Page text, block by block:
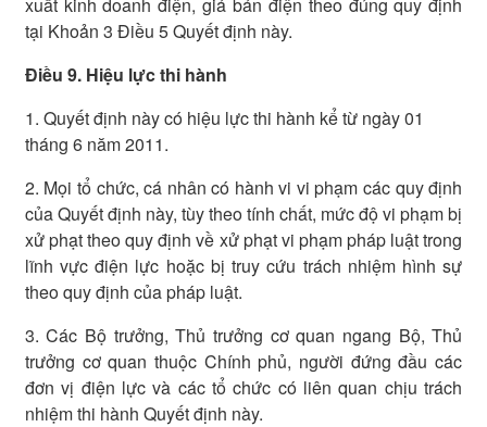
tại Khoản 3 Điều 5 Quyết định này.
Điều 9. Hiệu lực thi hành
1. Quyết định này có hiệu lực thi hành kể từ ngày 01
tháng 6 năm 2011.
2. Mọi tổ chức, cá nhân có hành vi vi phạm các quy định
của Quyết định này, tùy theo tính chất, mức độ vi phạm bị
xử phạt theo quy định về xử phạt vi phạm pháp luật trong
lĩnh vực điện lực hoặc bị truy cứu trách nhiệm hình sự
theo quy định của pháp luật.
3. Các Bộ trưởng, Thủ trưởng cơ quan ngang Bộ, Thủ
trưởng cơ quan thuộc Chính phủ, người đứng đầu các
đơn vị điện lực và các tổ chức có liên quan chịu trách
nhiệm thi hành Quyết định này.